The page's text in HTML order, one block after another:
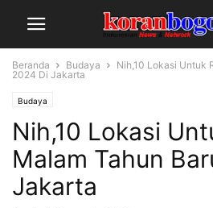
Beranda Budaya
Nih,10 Lokasi Untuk
2024 Di Jakarta
Budaya
Nih,10 Lokasi
Malam Tahun
Jakarta